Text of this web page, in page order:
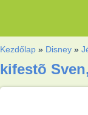
Kezdőlap » Disney »
kifestõ